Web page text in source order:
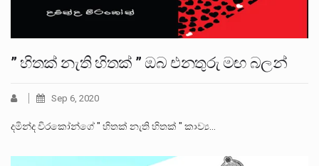
” හිතක් නැති හිතක් ” ඔබ එනතුරු මඟ බලන්
Sep 6, 2020
දමින්ද විරකෝන්ගේ " හිතක් නැති හිතක් " කාව්‍ය…